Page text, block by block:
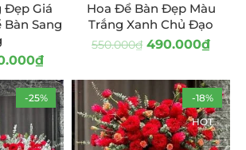
Đẹp Giá
Bàn Sang
₫
Hoa Để Bàn Đẹp Màu
Trắng Xanh Chủ Đạo
550.000₫ 490.000₫
-25%
-18%
HOT